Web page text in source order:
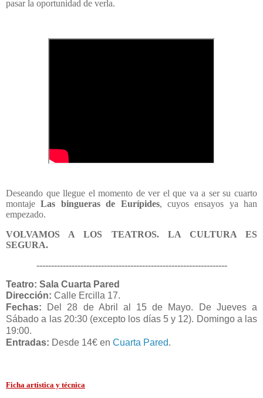
pasar la oportunidad de verla.
Deseando que llegue el momento de ver el que va a ser su cuarto
montajeLas bingueras de Eurípides, cuyos ensayos ya han
empezado.
VOLVAMOS A LOS TEATROS. LA CULTURA ES
SEGURA.
-----------------------------------------------------------------
Teatro: Sala Cuarta Pared
Dirección: Calle Ercilla 17.
Fechas:
Del 28 de Abril al 15 de Mayo.
De Jueves a
Sábado a las 20:30 (excepto los días 5 y 12). Domingo a las
19:00.
Entradas: Desde 14€ en Cuarta Pared.
Ficha artística y técnica